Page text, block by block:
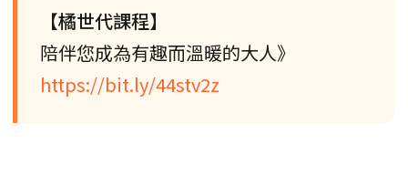
【橘世代課程】
陪伴您成為有趣而溫暖的大人》
https://bit.ly/44stv2z